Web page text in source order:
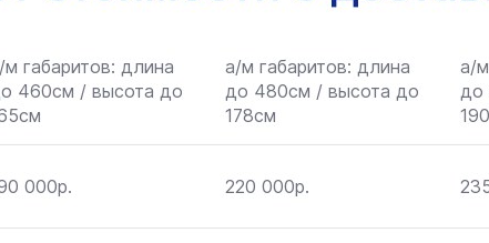
м габаритов: длина
460см / высота до
а/м габаритов: длина
до 480см / высота до
178см
а/
до
000р. 220 000р.